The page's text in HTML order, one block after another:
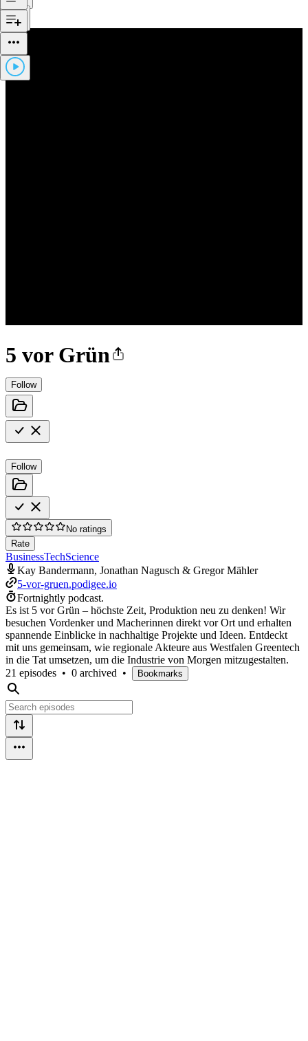
5 vor Grün
Follow
Follow
No ratings
Rate
BusinessTechScience
Kay Bandermann, Jonathan Nagusch & Gregor Mähler
5-vor-gruen.podigee.io
Fortnightly podcast.
Es ist 5 vor Grün – höchste Zeit, Produktion neu zu denken! Wir
besuchen Vordenker und Macherinnen direkt vor Ort und erhalten
spannende Einblicke in nachhaltige Projekte und Ideen. Entdeckt
mit uns gemeinsam, wie regionale Akteure aus Westfalen Greentech
in die Tat umsetzen, um die Industrie von Morgen mitzugestalten.
21 episodes • 0 archived • Bookmarks